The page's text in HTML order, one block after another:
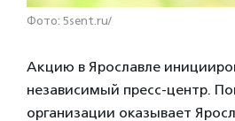
Фото: 5sent.ru/
Акцию в Ярославле
независимый пресс-центр.
организации оказывает